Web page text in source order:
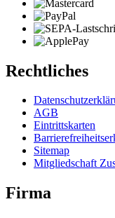
Rechtliches
AGB
Eintrittskarten
Sitemap
Mitgliedschaft
Firma